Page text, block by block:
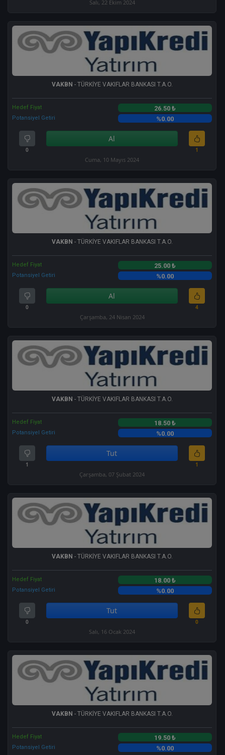
Salı, 22 Ekim 2024
VAKBN - TÜRKİYE VAKIFLAR BANKASI T.A.O.
Hedef Fiyat 26.50 ₺
Potansiyel Getiri %0.00
0
Al
1
Cuma, 10 Mayıs 2024
VAKBN - TÜRKİYE VAKIFLAR BANKASI T.A.O.
Hedef Fiyat 25.00 ₺
Potansiyel Getiri %0.00
0
Al
4
Çarşamba, 24 Nisan 2024
VAKBN - TÜRKİYE VAKIFLAR BANKASI T.A.O.
Hedef Fiyat 18.50 ₺
Potansiyel Getiri %0.00
1
Tut
1
Çarşamba, 07 Şubat 2024
VAKBN - TÜRKİYE VAKIFLAR BANKASI T.A.O.
Hedef Fiyat 18.00 ₺
Potansiyel Getiri %0.00
0
Tut
0
Salı, 16 Ocak 2024
VAKBN - TÜRKİYE VAKIFLAR BANKASI T.A.O.
Hedef Fiyat 19.50 ₺
Potansiyel Getiri %0.00